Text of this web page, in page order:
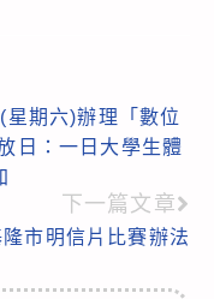
期六)辦理「數位
日：一日大學生體
下一篇文章
市明信片比賽辦法